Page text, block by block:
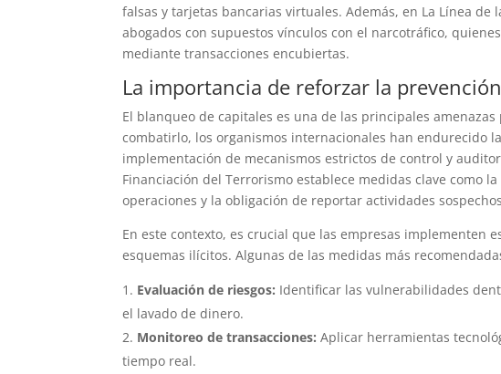
falsas y tarjetas bancarias virtuales. Además, en La Línea
abogados con supuestos vínculos con el narcotráfico,
mediante transacciones encubiertas.
La importancia de reforzar la
El blanqueo de capitales es una de las principales
combatirlo, los organismos internacionales han endurecido
implementación de mecanismos estrictos de control y
Financiación del Terrorismo establece medidas clave como
operaciones y la obligación de reportar actividades
En este contexto, es crucial que las empresas implementen
esquemas ilícitos. Algunas de las medidas más
Evaluación de riesgos: Identificar las vulnerabilidades
el lavado de dinero.
Monitoreo de transacciones: Aplicar herramientas
tiempo real.